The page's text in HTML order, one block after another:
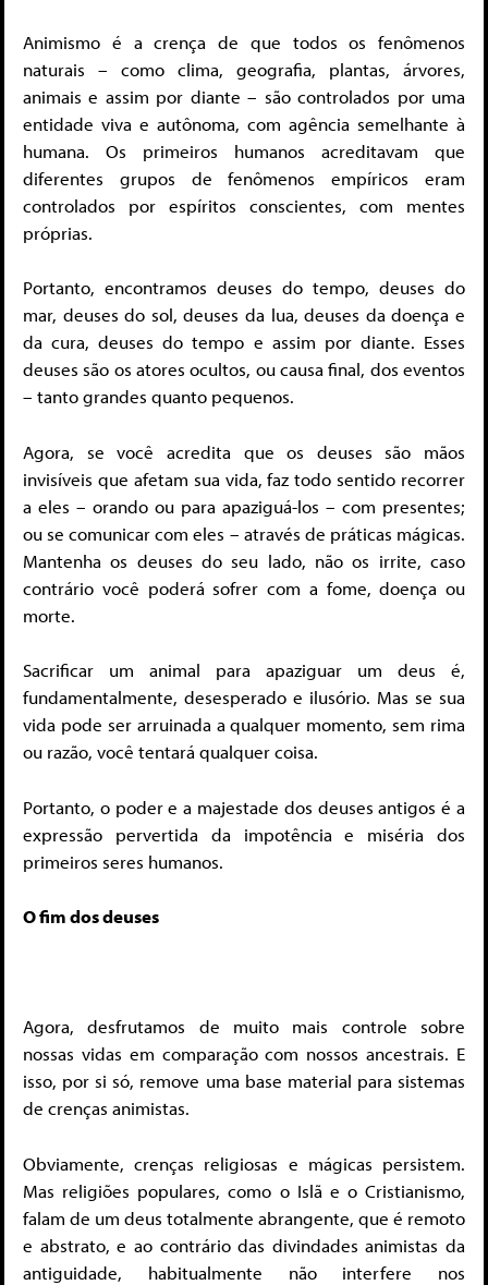
Animismo é a crença de que todos os fenômenos
naturais – como clima, geografia, plantas, árvores,
animais e assim por diante – são controlados por uma
entidade viva e autônoma, com agência semelhante à
humana. Os primeiros humanos acreditavam que
diferentes grupos de fenômenos empíricos eram
controlados por espíritos conscientes, com mentes
próprias.
Portanto, encontramos deuses do tempo, deuses do
mar, deuses do sol, deuses da lua, deuses da doença e
da cura, deuses do tempo e assim por diante. Esses
deuses são os atores ocultos, ou causa final, dos eventos
– tanto grandes quanto pequenos.
Agora, se você acredita que os deuses são mãos
invisíveis que afetam sua vida, faz todo sentido recorrer
a eles – orando ou para apaziguá-los – com presentes;
ou se comunicar com eles – através de práticas mágicas.
Mantenha os deuses do seu lado, não os irrite, caso
contrário você poderá sofrer com a fome, doença ou
morte.
Sacrificar um animal para apaziguar um deus é,
fundamentalmente, desesperado e ilusório. Mas se sua
vida pode ser arruinada a qualquer momento, sem rima
ou razão, você tentará qualquer coisa.
Portanto, o poder e a majestade dos deuses antigos é a
expressão pervertida da impotência e miséria dos
primeiros seres humanos.
O fim dos deuses
Agora, desfrutamos de muito mais controle sobre
nossas vidas em comparação com nossos ancestrais. E
isso, por si só, remove uma base material para sistemas
de crenças animistas.
Obviamente, crenças religiosas e mágicas persistem.
Mas religiões populares, como o Islã e o Cristianismo,
falam de um deus totalmente abrangente, que é remoto
e abstrato, e ao contrário das divindades animistas da
antiguidade, habitualmente não interfere nos